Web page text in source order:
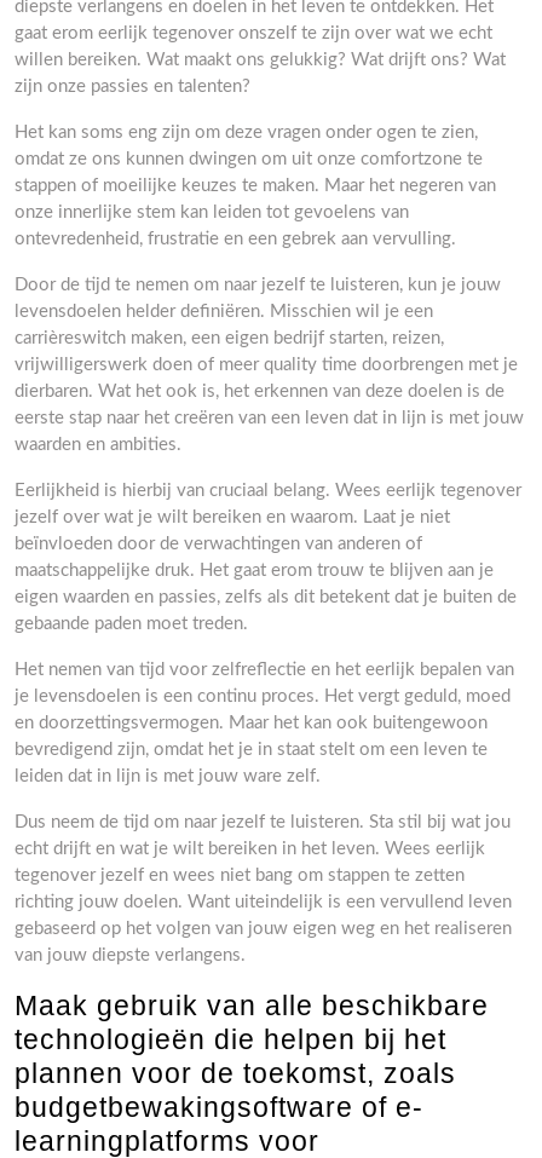
diepste verlangens en doelen in het leven te ontdekken. Het
gaat erom eerlijk tegenover onszelf te zijn over wat we echt
willen bereiken. Wat maakt ons gelukkig? Wat drijft ons? Wat
zijn onze passies en talenten?
Het kan soms eng zijn om deze vragen onder ogen te zien,
omdat ze ons kunnen dwingen om uit onze comfortzone te
stappen of moeilijke keuzes te maken. Maar het negeren van
onze innerlijke stem kan leiden tot gevoelens van
ontevredenheid, frustratie en een gebrek aan vervulling.
Door de tijd te nemen om naar jezelf te luisteren, kun je jouw
levensdoelen helder definiëren. Misschien wil je een
carrièreswitch maken, een eigen bedrijf starten, reizen,
vrijwilligerswerk doen of meer quality time doorbrengen met je
dierbaren. Wat het ook is, het erkennen van deze doelen is de
eerste stap naar het creëren van een leven dat in lijn is met jouw
waarden en ambities.
Eerlijkheid is hierbij van cruciaal belang. Wees eerlijk tegenover
jezelf over wat je wilt bereiken en waarom. Laat je niet
beïnvloeden door de verwachtingen van anderen of
maatschappelijke druk. Het gaat erom trouw te blijven aan je
eigen waarden en passies, zelfs als dit betekent dat je buiten de
gebaande paden moet treden.
Het nemen van tijd voor zelfreflectie en het eerlijk bepalen van
je levensdoelen is een continu proces. Het vergt geduld, moed
en doorzettingsvermogen. Maar het kan ook buitengewoon
bevredigend zijn, omdat het je in staat stelt om een leven te
leiden dat in lijn is met jouw ware zelf.
Dus neem de tijd om naar jezelf te luisteren. Sta stil bij wat jou
echt drijft en wat je wilt bereiken in het leven. Wees eerlijk
tegenover jezelf en wees niet bang om stappen te zetten
richting jouw doelen. Want uiteindelijk is een vervullend leven
gebaseerd op het volgen van jouw eigen weg en het realiseren
van jouw diepste verlangens.
Maak gebruik van alle beschikbare
technologieën die helpen bij het
plannen voor de toekomst, zoals
budgetbewakingsoftware of e-
learningplatforms voor